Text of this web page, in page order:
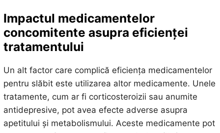
Impactul medicamentelor
concomitente asupra eficienței
tratamentului
Un alt factor care complică eficiența medicamentelor
pentru slăbit este utilizarea altor medicamente. Unele
tratamente, cum ar fi corticosteroizii sau anumite
antidepresive, pot avea efecte adverse asupra
apetitului și metabolismului. Aceste medicamente pot